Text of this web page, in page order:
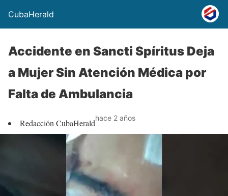
CubaHerald
Accidente en Sancti Spíritus Deja
a Mujer Sin Atención Médica por
Falta de Ambulancia
Redacción CubaHeraldhace 2 años